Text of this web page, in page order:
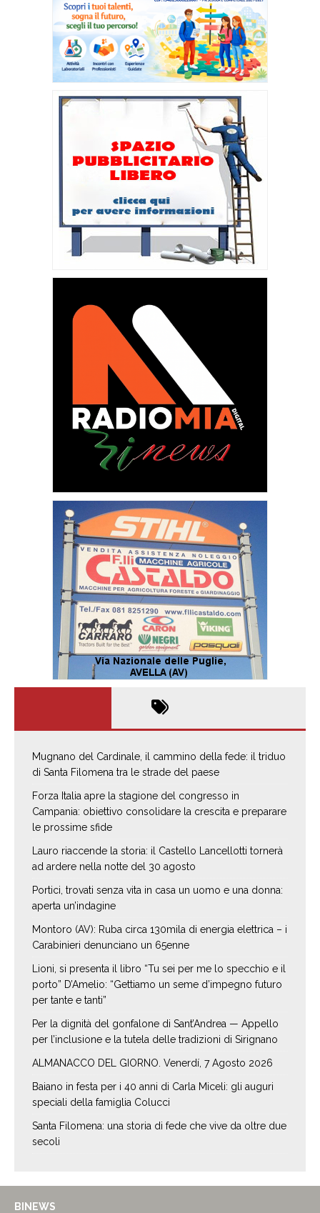
Mugnano del Cardinale, il cammino della fede: il triduo
di Santa Filomena tra le strade del paese
Forza Italia apre la stagione del congresso in
Campania: obiettivo consolidare la crescita e preparare
le prossime sfide
Lauro riaccende la storia: il Castello Lancellotti tornerà
ad ardere nella notte del 30 agosto
Portici, trovati senza vita in casa un uomo e una donna:
aperta un’indagine
Montoro (AV): Ruba circa 130mila di energia elettrica – i
Carabinieri denunciano un 65enne
Lioni, si presenta il libro “Tu sei per me lo specchio e il
porto” D’Amelio: “Gettiamo un seme d’impegno futuro
per tante e tanti”
Per la dignità del gonfalone di Sant’Andrea — Appello
per l’inclusione e la tutela delle tradizioni di Sirignano
ALMANACCO DEL GIORNO. Venerdí, 7 Agosto 2026
Baiano in festa per i 40 anni di Carla Miceli: gli auguri
speciali della famiglia Colucci
Santa Filomena: una storia di fede che vive da oltre due
secoli
BINEWS